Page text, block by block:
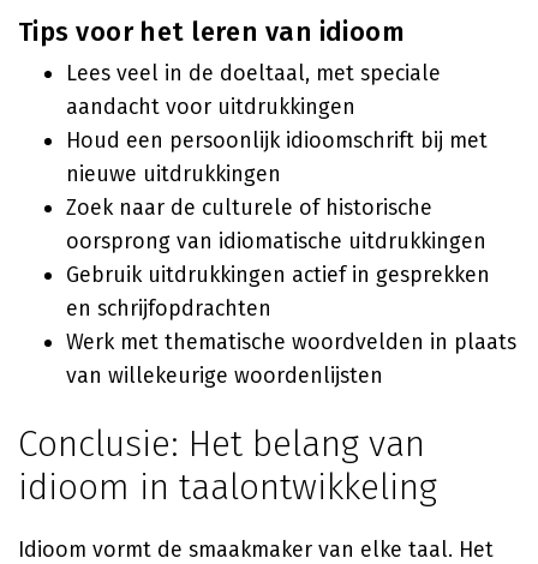
Tips voor het leren van idioom
Lees veel in de doeltaal, met speciale
aandacht voor uitdrukkingen
Houd een persoonlijk idioomschrift bij met
nieuwe uitdrukkingen
Zoek naar de culturele of historische
oorsprong van idiomatische uitdrukkingen
Gebruik uitdrukkingen actief in gesprekken
en schrijfopdrachten
Werk met thematische woordvelden in plaats
van willekeurige woordenlijsten
Conclusie: Het belang van
idioom in taalontwikkeling
Idioom vormt de smaakmaker van elke taal. Het